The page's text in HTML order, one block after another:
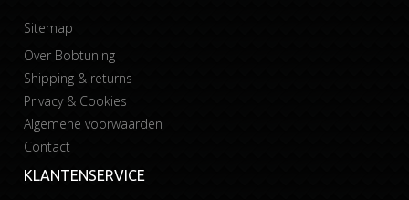
Sitemap
Over Bobtuning
Shipping & returns
Privacy & Cookies
Algemene voorwaarden
Contact
KLANTENSERVICE